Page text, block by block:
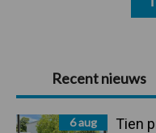
Primaire
Sidebar
Recent nieuws
6 aug
Tien